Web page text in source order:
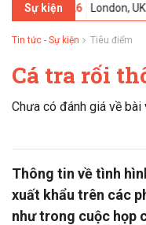
Sự kiện
2026 London, UK - Hội
Tin tức - Sự kiện Tiêu điểm
Cá tra rối
Chưa có đánh giá về bài
Thông tin về tình
xuất khẩu trên các
như trong cuộc họp